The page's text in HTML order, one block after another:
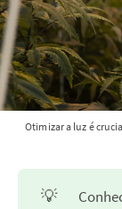
Otimizar a luz é
💡